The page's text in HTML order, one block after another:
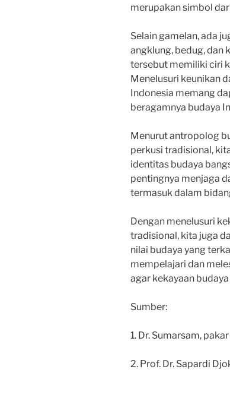
merupakan simbol
Selain gamelan, ada
angklung, bedug, dan
tersebut memiliki ciri
Menelusuri keunikan
Indonesia memang
beragamnya budaya
Menurut antropolog
perkusi tradisional,
identitas budaya
pentingnya menjaga
termasuk dalam
Dengan menelusuri
tradisional, kita juga
nilai budaya yang
mempelajari dan
agar kekayaan
Sumber:
1. Dr. Sumarsam,
2. Prof. Dr. Sapardi